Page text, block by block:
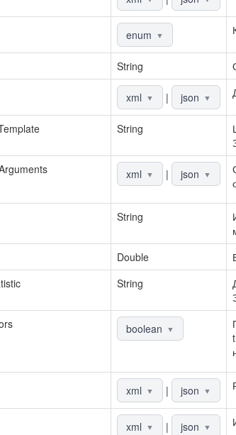
enum ▼
String
xml ▼ | json ▼
String
xml ▼ | json ▼
String
Double
String
boolean ▼
xml ▼ | json ▼
xml ▼ | json ▼